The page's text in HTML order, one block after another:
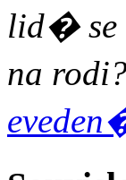
lid� se
na